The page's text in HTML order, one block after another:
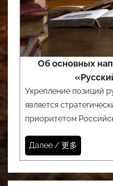
Об основных
Укрепление позиций
является
приоритетом
Далее / 更多